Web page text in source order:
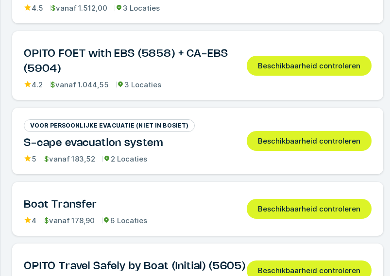
4.5 $vanaf1.512,00 3 Locaties
OPITO FOET with EBS (5858) + CA-EBS
(5904)
4.2 $vanaf1.044,55 3 Locaties
Beschikbaarheid controleren
VOOR PERSOONLIJKE EVACUATIE (NIET IN BOSIET)
S-cape evacuation system
5 $vanaf183,52 2 Locaties
Beschikbaarheid controleren
Boat Transfer
4 $vanaf178,90 6 Locaties
Beschikbaarheid controleren
OPITO Travel Safely by Boat (Initial) (5605) Beschikbaarheid controleren